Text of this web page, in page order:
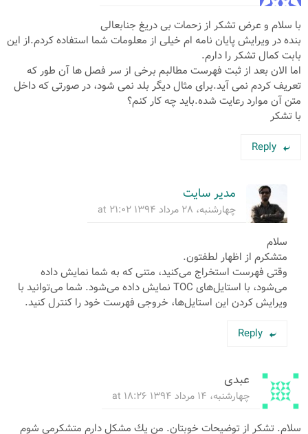
با سلام و عرض تشکر از زحمات بی دریغ جنابعالی
بنده در ویرایش پایان نامه ام خیلی از معلومات شما استفاده کردم.از این
بابت کمال تشکر را دارم.
اما الان بعد از ثبت فهرست مطالبم برخی از سر فصل ها آن طور که
تعریف کردم نمی آید.برای مثال دیگر بلد نمی شود، در صورتی که داخل
متن آن موارد رعایت شده.باید چه کار کنم؟
با تشکر
Reply
مدیر سایت
چهارشنبه، ۲۸ مرداد ۱۳۹۴ at ۲۱:۰۲
سلام
متشکرم از اظهار لطفتون.
وقتی فهرست استخراج می‌کنید، متنی که به شما نمایش داده
می‌شود، با استایل‌های TOC نمایش داده می‌شود. شما می‌توانید با
ویرایش کردن این استایل‌ها، خروجی فهرست خود را کنترل کنید.
Reply
عبدی
چهارشنبه، ۱۴ مرداد ۱۳۹۴ at ۱۸:۲۶
سلام. تشكر از توضیحات خوبتان. من یك مشكل دارم متشكرمی شوم